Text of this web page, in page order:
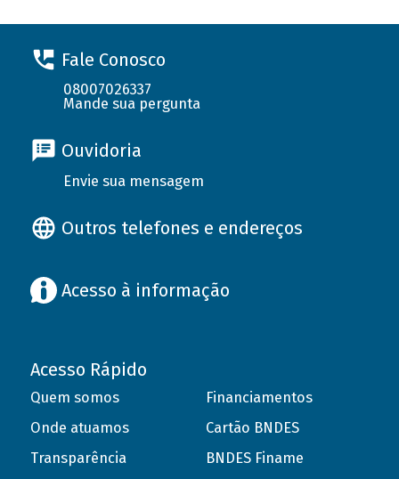
Fale Conosco
08007026337
Mande sua pergunta
Ouvidoria
Envie sua mensagem
Outros telefones e endereços
Acesso à informação
Acesso Rápido
Quem somos
Onde atuamos
Transparência
Financiamentos
Cartão BNDES
BNDES Finame